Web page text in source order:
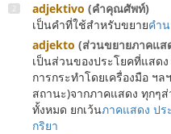
adjektivo (คำคุณศัพท์)
เป็นคำที่ใช้สำหรับขยายคำ
adjekto (ส่วนขยายภาคแส
เป็นส่วนของประโยคที่แสด
การกระทำโดยเครื่องมือ ฯล
สถานะ)จากภาคแสดง ทุกๆ
ทั้งหมด ยกเว้นภาคแสดง ปร
กริยา